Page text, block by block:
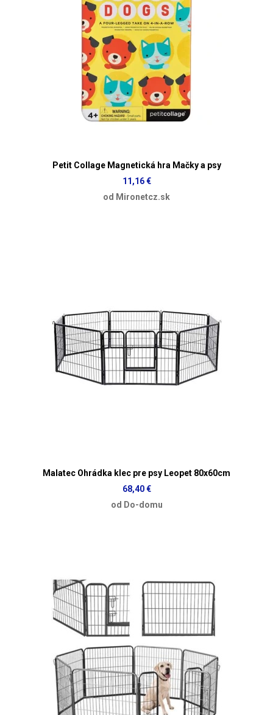
Petit Collage Magnetická hra Mačky a psy
11,16 €
od Mironetcz.sk
Malatec Ohrádka klec pre psy Leopet 80x60cm
68,40 €
od Do-domu